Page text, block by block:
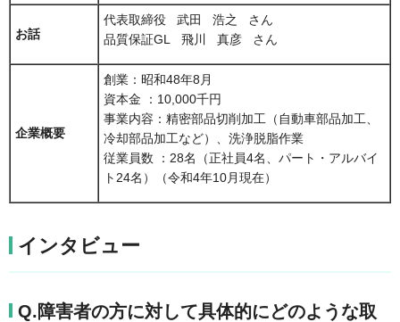
お話
代表取締役 武田 浩之 さん
品質保証GL 飛川 真彦 さん
企業概要
創業：昭和48年8月
資本金 ：10,000千円
事業内容：精密部品切削加工（自動車部品加工、
冷却部品加工など）、洗浄脱脂作業
従業員数 ：28名（正社員4名、パート・アルバイ
ト24名）（令和4年10月現在）
インタビュー
Q.障害者の方に対して具体的にどのような取